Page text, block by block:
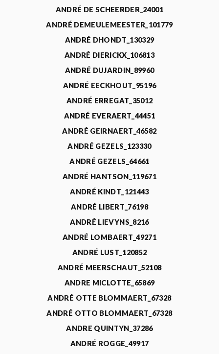
ANDRÉ DE SCHEERDER_24001
ANDRÉ DEMEULEMEESTER_101779
ANDRÉ DHONDT_130329
ANDRÉ DIERICKX_106813
ANDRÉ DUJARDIN_89960
ANDRÉ EECKHOUT_95196
ANDRÉ ERREGAT_35012
ANDRÉ EVERAERT_44451
ANDRÉ GEIRNAERT_46582
ANDRÉ GEZELS_123330
ANDRÉ GEZELS_64661
ANDRÉ HANTSON_119671
ANDRÉ KINDT_121443
ANDRÉ LIBERT_76198
ANDRÉ LIEVYNS_8216
ANDRÉ LOMBAERT_49271
ANDRÉ LUST_120852
ANDRÉ MEERSCHAUT_52108
ANDRE MICLOTTE_65869
ANDRÉ OTTE BLOMMAERT_67328
ANDRÉ OTTO BLOMMAERT_67328
ANDRE QUINTYN_37286
ANDRÉ ROGGE_49917